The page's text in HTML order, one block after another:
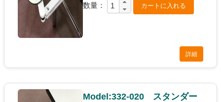
数量：
詳細
Model:332-020 スタンダー